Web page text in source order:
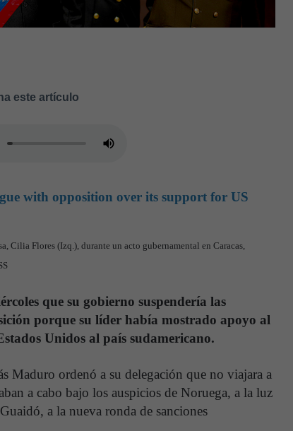
este artículo
with opposition over its support for US
Cilia Flores (Izq.), durante un acto gubernamental en Caracas,
que su gobierno suspendería las
porque su líder había mostrado apoyo al
Unidos al país sudamericano.
Maduro ordenó a su delegación que no viajara a
a cabo bajo los auspicios de Noruega, a la luz
a la nueva ronda de sanciones